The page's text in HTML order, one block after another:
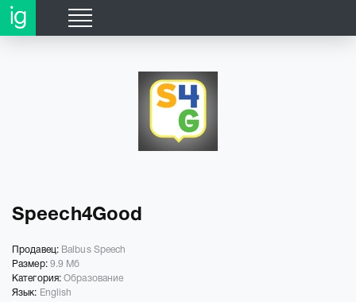
Speech4Good
Продавец: Balbus Speech
Размер: 9.9 Мб
Категория:Образование
Язык: English